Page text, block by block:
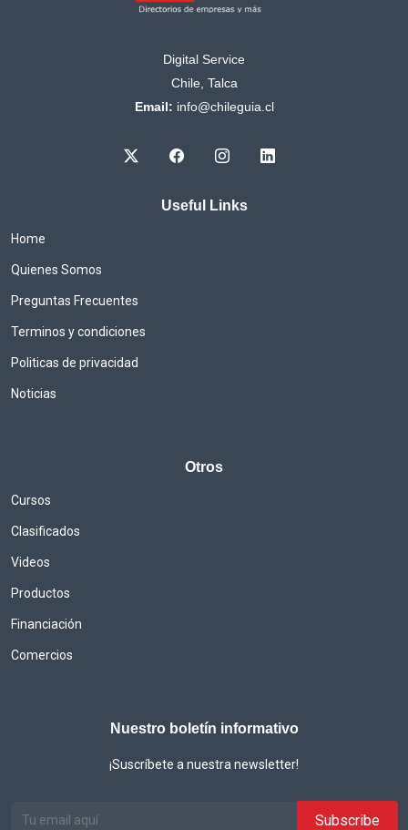
Digital Service
Chile, Talca
Email: info@chileguia.cl
Useful Links
Home
Quienes Somos
Preguntas Frecuentes
Terminos y condiciones
Politicas de privacidad
Noticias
Otros
Cursos
Clasificados
Videos
Productos
Financiación
Comercios
Nuestro boletín informativo
¡Suscríbete a nuestra newsletter!